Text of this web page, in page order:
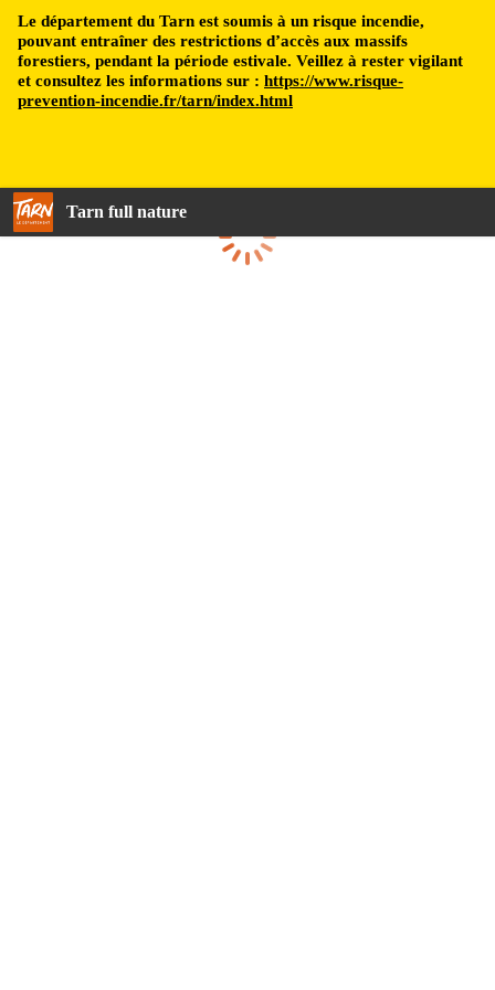
Le département du Tarn est soumis à un risque incendie,
pouvant entraîner des restrictions d’accès aux massifs
forestiers, pendant la période estivale. Veillez à rester vigilant
et consultez les informations sur : https://www.risque-
prevention-incendie.fr/tarn/index.html
Tarn full nature
Loading